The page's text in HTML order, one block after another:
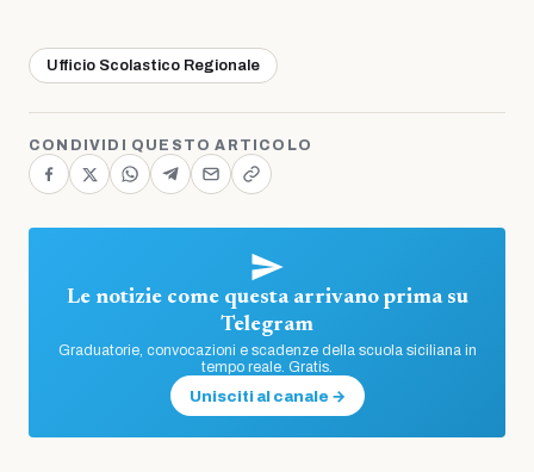
Ufficio Scolastico Regionale
CONDIVIDI QUESTO ARTICOLO
Le notizie come questa arrivano prima su
Telegram
Graduatorie, convocazioni e scadenze della scuola siciliana in
tempo reale. Gratis.
Unisciti al canale →